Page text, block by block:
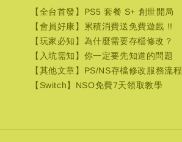
【全台首發】PS5 套餐 S+ 創世開局
【會員好康】累積消費送免費遊戲 !!
【玩家必知】為什麼需要存檔修改？
【入坑需知】你一定要先知道的問題
【其他文章】PS/NS存檔修改服務流程
【Switch】NSO免費7天領取教學